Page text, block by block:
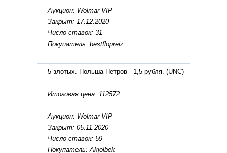
Аукцион: Wolmar VIP
Закрыт: 17.12.2020
Число ставок: 31
Покупатель: bestflopreiz
5 злотых. Польша Петров - 1,5 рубля. (UNC)
Итоговая цена: 112572
Аукцион: Wolmar VIP
Закрыт: 05.11.2020
Число ставок: 59
Покупатель: Akjolbek